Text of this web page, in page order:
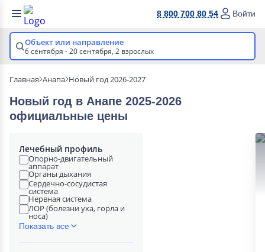
8 800 700 80 54 Войти
Объект или направление
6 сентября - 20 сентября, 2 взрослых
Главная Анапа Новый год 2026-2027
Новый год в Анапе 2025-2026
официальные цены
Лечебный профиль
Опорно-двигательный
аппарат
Органы дыхания
Сердечно-сосудистая
система
Нервная система
ЛОР (болезни уха, горла и
носа)
Показать все